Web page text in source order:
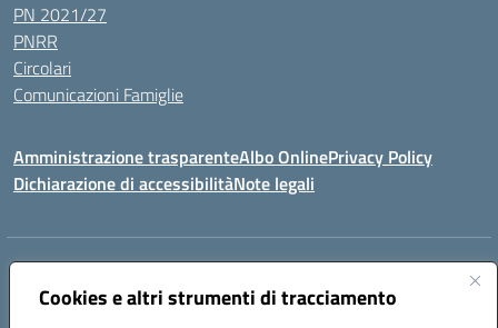
Cookies e altri strumenti di tracciamento
PN 2021/27
PNRR
Circolari
Comunicazioni Famiglie
Amministrazione trasparenteAlbo OnlinePrivacy Policy
Dichiarazione di accessibilitàNote legali
Indirizzo:
Centralino:(+39) 0737787634 Email:mcic80700n@istruzione.it